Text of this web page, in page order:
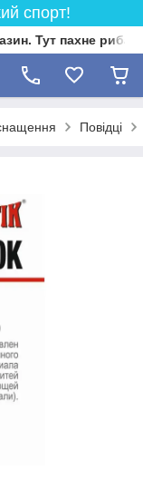
спорт!
Тут пахне
Повідці